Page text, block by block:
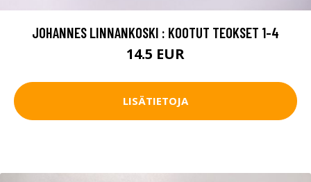
JOHANNES LINNANKOSKI : KOOTUT TEOKSET 1-4
14.5 EUR
LISÄTIETOJA